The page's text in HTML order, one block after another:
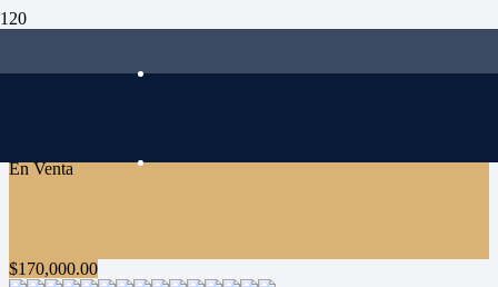
En Venta
$170,000.00